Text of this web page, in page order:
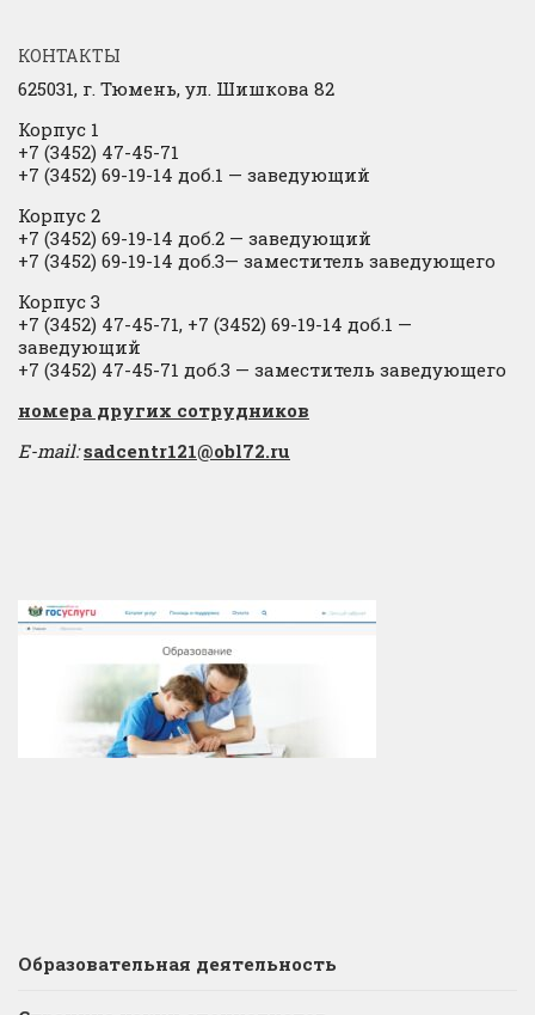
КОНТАКТЫ
625031, г. Тюмень, ул. Шишкова 82
Корпус 1
+7 (3452) 47-45-71
+7 (3452) 69-19-14 доб.1 — заведующий
Корпус 2
+7 (3452) 69-19-14 доб.2 — заведующий
+7 (3452) 69-19-14 доб.3— заместитель заведующего
Корпус 3
+7 (3452) 47-45-71, +7 (3452) 69-19-14 доб.1 —
заведующий
+7 (3452) 47-45-71 доб.3 — заместитель заведующего
​номера других сотрудников
E-mail: sadcentr121@obl72.ru
Образовательная деятельность